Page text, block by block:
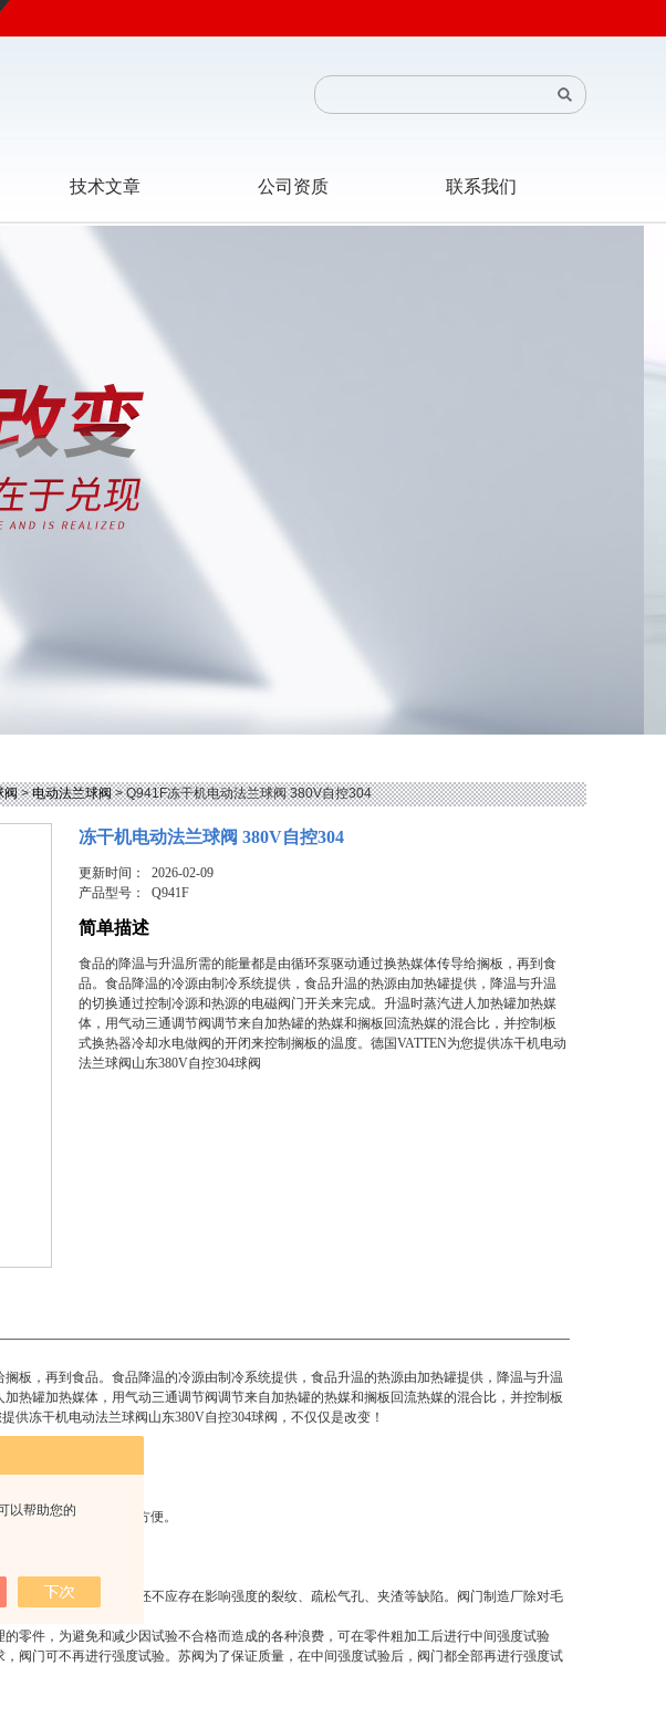
以帮助您的
技术文章 公司资质 联系我们
阀>电动法兰球阀> Q941F冻干机电动法兰球阀 380V自控304
冻干机电动法兰球阀 380V自控304
更新时间： 2026-02-09
产品型号：Q941F
简单描述
食品的降温与升温所需的能量都是由循环泵驱动通过换热媒体传导给搁板，再到食
品。食品降温的冷源由制冷系统提供，食品升温的热源由加热罐提供，降温与升温
的切换通过控制冷源和热源的电磁阀门开关来完成。升温时蒸汽进人加热罐加热媒
体，用气动三通调节阀调节来自加热罐的热媒和搁板回流热媒的混合比，并控制板
式换热器冷却水电做阀的开闭来控制搁板的温度。德国VATTEN为您提供冻干机电动
法兰球阀山东380V自控304球阀
板，再到食品。食品降温的冷源由制冷系统提供，食品升温的热源由加热罐提供，降温与升温
热罐加热媒体，用气动三通调节阀调节来自加热罐的热媒和搁板回流热媒的混合比，并控制板
供冻干机电动法兰球阀山东380V自控304球阀 ，不仅仅是改变！
装置进行连接安装。
广。
生的静电导出。
只要旋转90°，操作方便。
体、阀盖等零件的毛坯不应存在影响强度的裂纹、疏松气孔、夹渣等缺陷。阀门制造厂除对毛
阀门的使用性能。
零件，为避免和减少因试验不合格而造成的各种浪费，可在零件粗加工后进行中间强度试验
阀门可不再进行强度试验。苏阀为了保证质量，在中间强度试验后，阀门都全部再进行强度试